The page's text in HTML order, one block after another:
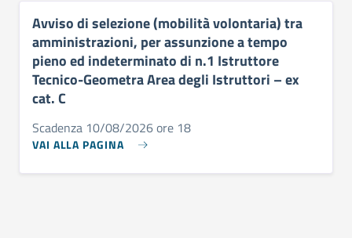
Avviso di selezione (mobilità volontaria) tra
amministrazioni, per assunzione a tempo
pieno ed indeterminato di n.1 Istruttore
Tecnico-Geometra Area degli Istruttori – ex
cat. C
Scadenza 10/08/2026 ore 18
VAI ALLA PAGINA